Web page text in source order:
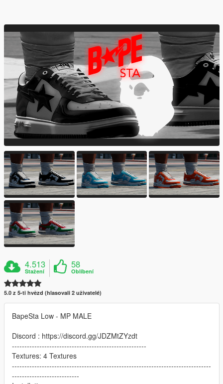
4.513
Stažení
58
Oblíbení
5.0 z 5-ti hvězd (hlasovali 2 uživatelé)
BapeSta Low - MP MALE
Discord : https://discord.gg/JDZMtZYzdt
------------------------------------------------------
Textures: 4 Textures
--------------------------------------------------------------------------------
---------------------------